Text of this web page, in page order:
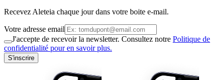
Recevez Aleteia chaque jour dans votre boite e-mail.
Votre adresse email
J'accepte de recevoir la newsletter. Consultez notre Politique de
confidentialité pour en savoir plus.
S'inscrire